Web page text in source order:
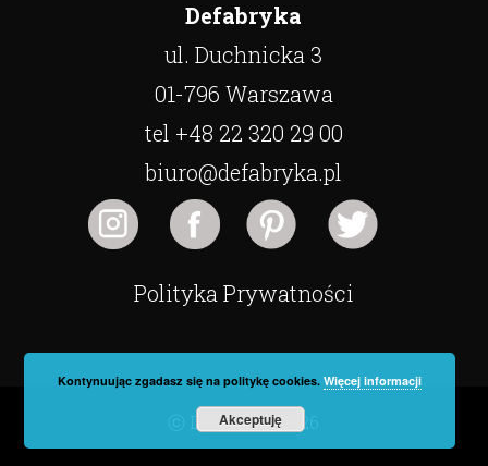
Defabryka
ul. Duchnicka 3
01-796 Warszawa
tel +48 22 320 29 00
biuro@defabryka.pl
Polityka Prywatności
ⓒ Defabryka 2026
Kontynuując zgadasz się na politykę cookies.Więcej informacji
Akceptuję